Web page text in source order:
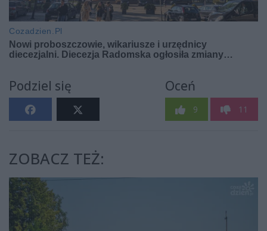
Podziel się Oceń
9 11
ZOBACZ TEŻ: